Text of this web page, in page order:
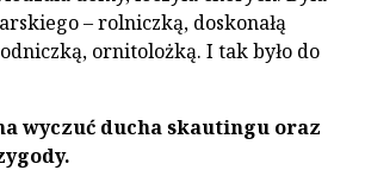
– rolniczką, doskonałą
ornitolożką. I tak było do
wyczuć ducha skautingu oraz